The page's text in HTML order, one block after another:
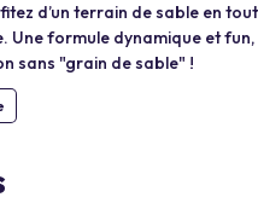
d’un terrain de sable en
Une formule dynamique et
sans "grain de sable" !